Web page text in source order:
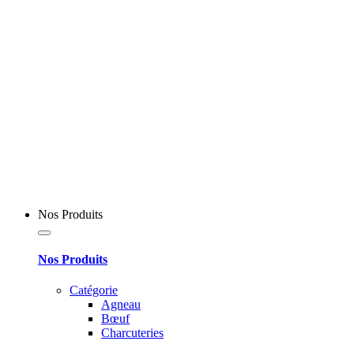
Nos Produits
Nos Produits
Catégorie
Agneau
Bœuf
Charcuteries